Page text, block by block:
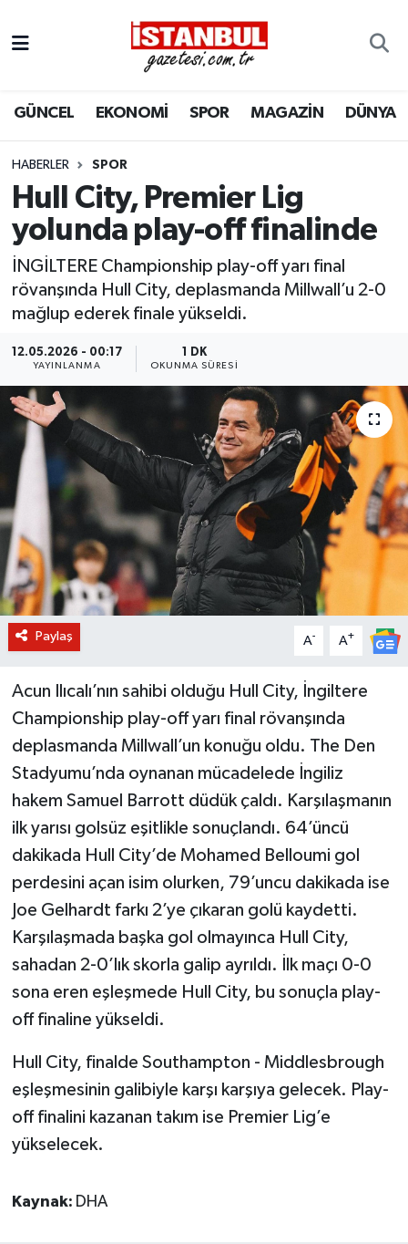
GÜNCEL EKONOMİ SPOR MAGAZİN DÜNYA
HABERLER SPOR
Hull City, Premier Lig
yolunda play-off finalinde
İNGİLTERE Championship play-off yarı final
rövanşında Hull City, deplasmanda Millwall’u 2-0
mağlup ederek finale yükseldi.
12.05.2026 - 00:17
YAYINLANMA
1 DK
OKUNMA SÜRESI
Paylaş A- A+
Acun Ilıcalı’nın sahibi olduğu Hull City, İngiltere
Championship play-off yarı final rövanşında
deplasmanda Millwall’un konuğu oldu. The Den
Stadyumu’nda oynanan mücadelede İngiliz
hakem Samuel Barrott düdük çaldı. Karşılaşmanın
ilk yarısı golsüz eşitlikle sonuçlandı. 64’üncü
dakikada Hull City’de Mohamed Belloumi gol
perdesini açan isim olurken, 79’uncu dakikada ise
Joe Gelhardt farkı 2’ye çıkaran golü kaydetti.
Karşılaşmada başka gol olmayınca Hull City,
sahadan 2-0’lık skorla galip ayrıldı. İlk maçı 0-0
sona eren eşleşmede Hull City, bu sonuçla play-
off finaline yükseldi.
Hull City, finalde Southampton - Middlesbrough
eşleşmesinin galibiyle karşı karşıya gelecek. Play-
off finalini kazanan takım ise Premier Lig’e
yükselecek.
Kaynak: DHA
EKONOMİ
İSTANBUL
DÜNYA
MAGAZİN
KÜLTÜR SANAT
SAĞLIK
BİLİM VE TEKNOLOJİ
OTOMOBİL
KURUMSAL
Nöbetçi Eczaneler
Hava Durumu
Trafik Durumu
Süper Lig Puan Durumu ve Fikstür
Son Dakika Haberleri
Haber Arşivi